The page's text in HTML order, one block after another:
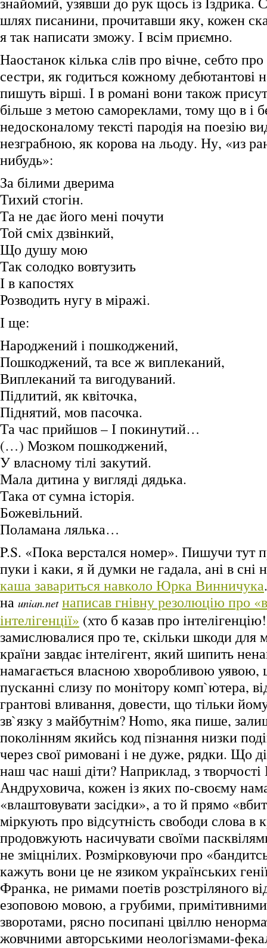
шлях писанини, прочитавши яку, кожен
я так написати зможу. І всім приємно.
Наостанок кілька слів про вічне, себто
сестри, як годиться кожному дебютантові
пишуть вірші. І в романі вони також
більше з метою самореклами, тому що в і
недосконалому тексті пародія на поезію
незграбною, як корова на льоду. Ну, «из
нибудь»:
За білими дверима
Тихий стогін.
Та не дає його мені почути
Той сміх дзвінкий,
Що душу мою
Так солодко вовтузить
І в капостях
Розводить нугу в міражі.
І ще:
Народжений і пошкоджений,
Пошкоджений, та все ж виплеканий,
Виплеканий та вигодуваний.
Підлитий, як квіточка,
Піднятий, мов пасочка.
Та час прийшов – І покинутий…
(…) Мозком пошкоджений,
У власному тілі закутий.
Мала дитина у вигляді дядька.
Така от сумна історія.
Божевільний.
Поламана лялька…
P.S. «Пока верстался номер». Пишучи тут
пуки і каки, я й думки не гадала, ані в сні
каша завариться навколо Юрка Винничука
на unian.net написав гнівну резолюцію про
інтелігенції» (хто б казав про
замислювалися про те, скільки шкоди для
країни завдає інтелігент, який шипить
намагається власною хворобливою уявою,
пусканні слизу по монітору комп`ютера,
грантові вливання, довести, що тільки
зв`язку з майбутнім? Homo, яка пише,
поколінням якийсь код пізнання низки
через свої римовані і не дуже, рядки. Що
наш час наші діти? Наприклад, з
Андруховича, кожен із яких по-своєму
«влаштовувати засідки», а то й прямо
міркують про відсутність свободи слова в
продовжують насичувати своїми
не зміцнілих. Розмірковуючи про
кажуть вони це не язиком українських
Франка, не римами поетів розстріляного
езоповою мовою, а грубими,
зворотами, рясно посипані цвіллю
жовчними авторськими неологізмами-